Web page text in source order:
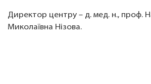
Директор центру – д. мед. н., проф.
Миколаївна Нізова.